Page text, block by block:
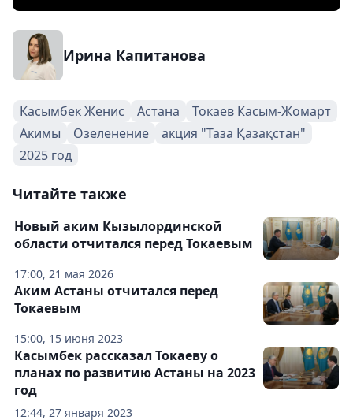
Ирина Капитанова
Касымбек Женис Астана
Токаев Касым-Жомарт
Акимы
Озеленение
акция "Таза Қазақстан"
2025 год
Читайте также
17:00, 21 мая 2026
Новый аким Кызылординской
области отчитался перед Токаевым
15:00, 15 июня 2023
Аким Астаны отчитался перед
Токаевым
12:44, 27 января 2023
Касымбек рассказал Токаеву о
планах по развитию Астаны на 2023
год